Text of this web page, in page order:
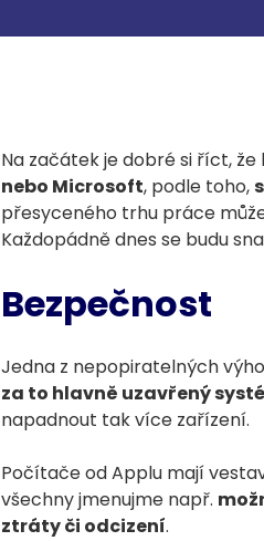
Na začátek je dobré si říct,
nebo Microsoft, podle toho,
přesyceného trhu práce
Každopádně dnes se budu
Bezpečnost
Jedna z nepopiratelných
za to hlavně uzavřený
napadnout tak více zařízení.
Počítače od Applu mají
všechny jmenujme např.
ztráty či odcizení.